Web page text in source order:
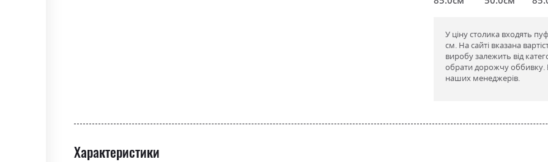
У ціну столика входять
см. На сайті вказана
виробу залежить від
обрати дорожчу оббивку.
наших менеджерів.
Характеристики